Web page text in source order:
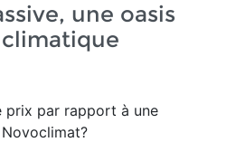
une oasis
prix par rapport à une